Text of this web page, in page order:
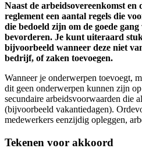
Naast de arbeidsovereenkomst en
reglement een aantal regels die
die bedoeld zijn om de goede
bevorderen. Je kunt uiteraard
bijvoorbeeld wanneer deze niet
bedrijf, of zaken toevoegen.
Wanneer je onderwerpen toevoegt,
dit geen onderwerpen kunnen zijn
secundaire arbeidsvoorwaarden die
(bijvoorbeeld vakantiedagen).
medewerkers eenzijdig opleggen,
Tekenen voor akkoord